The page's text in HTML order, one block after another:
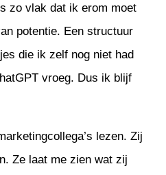
zo vlak dat ik erom moet
potentie. Een structuur
die ik zelf nog niet had
vroeg. Dus ik blijf
lezen. Zij
Ze laat me zien wat zij